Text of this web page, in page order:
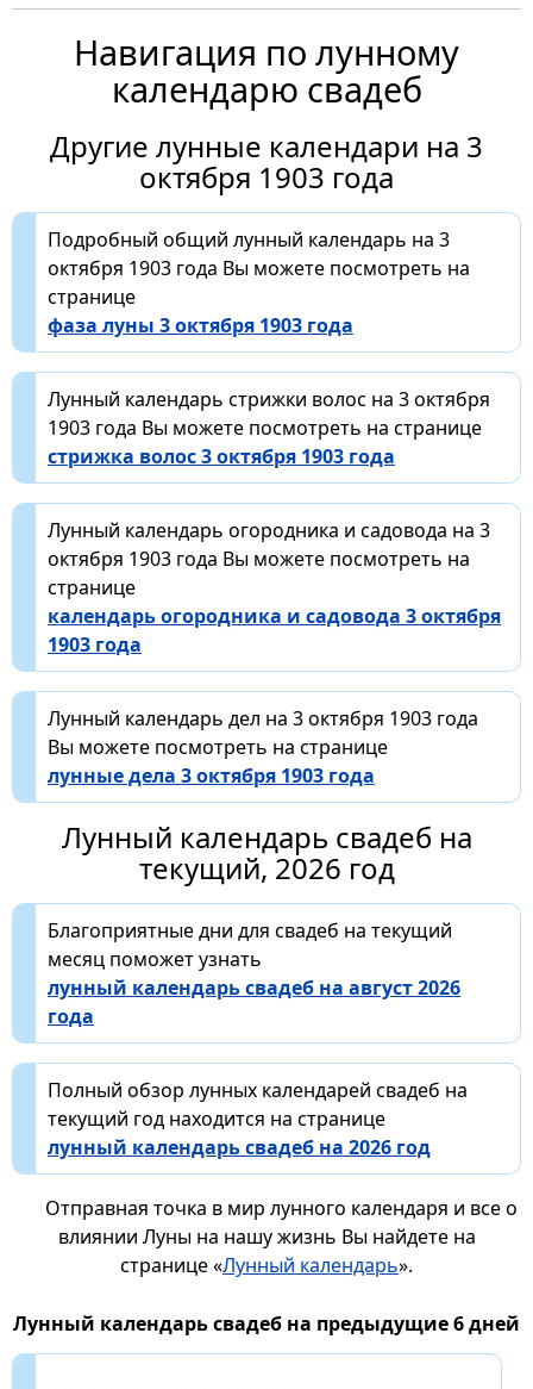
Навигация по лунному
календарю свадеб
Другие лунные календари на 3
октября 1903 года
Подробный общий лунный календарь на 3
октября 1903 года Вы можете посмотреть на
странице
фаза луны 3 октября 1903 года
Лунный календарь стрижки волос на 3 октября
1903 года Вы можете посмотреть на странице
стрижка волос 3 октября 1903 года
Лунный календарь огородника и садовода на 3
октября 1903 года Вы можете посмотреть на
странице
календарь огородника и садовода 3 октября
1903 года
Лунный календарь дел на 3 октября 1903 года
Вы можете посмотреть на странице
лунные дела 3 октября 1903 года
Лунный календарь свадеб на
текущий, 2026 год
Благоприятные дни для свадеб на текущий
месяц поможет узнать
лунный календарь свадеб на август 2026
года
Полный обзор лунных календарей свадеб на
текущий год находится на странице
лунный календарь свадеб на 2026 год
Отправная точка в мир лунного календаря и все о
влиянии Луны на нашу жизнь Вы найдете на
странице «Лунный календарь».
Лунный календарь свадеб на предыдущие 6 дней